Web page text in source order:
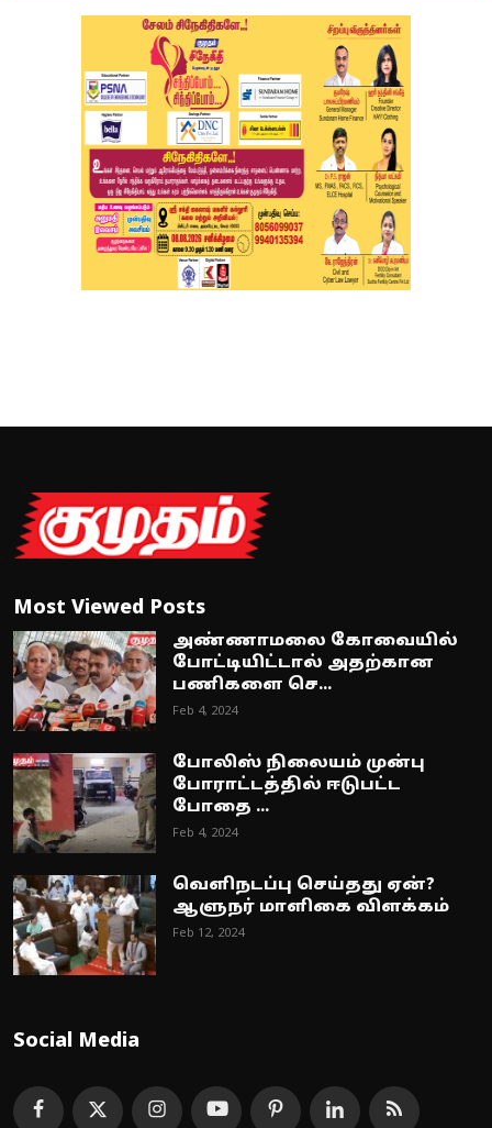
Most Viewed Posts
அண்ணாமலை கோவையில்
போட்டியிட்டால் அதற்கான
பணிகளை செ...
Feb 4, 2024
போலிஸ் நிலையம் முன்பு
போராட்டத்தில் ஈடுபட்ட
போதை ...
Feb 4, 2024
வெளிநடப்பு செய்தது ஏன்?
ஆளுநர் மாளிகை விளக்கம்
Feb 12, 2024
Social Media